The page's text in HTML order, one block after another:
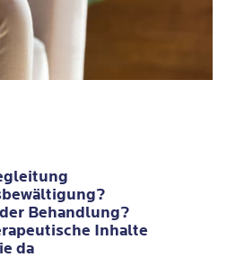
Behandlung?
Inhalte
da